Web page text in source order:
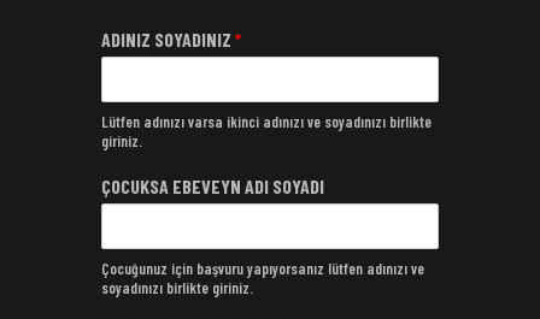
ADINIZ SOYADINIZ *
Lütfen adınızı varsa ikinci adınızı ve soyadınızı birlikte
giriniz.
ÇOCUKSA EBEVEYN ADI SOYADI
Çocuğunuz için başvuru yapıyorsanız lütfen adınızı ve
soyadınızı birlikte giriniz.